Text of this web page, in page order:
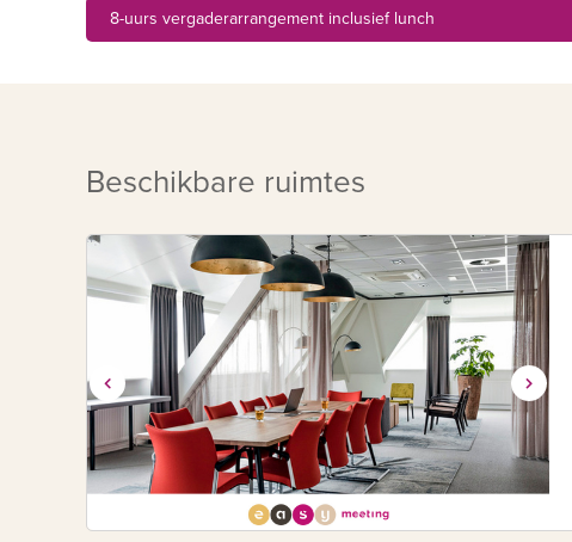
8-uurs vergaderarrangement inclusief lunch
Beschikbare ruimtes